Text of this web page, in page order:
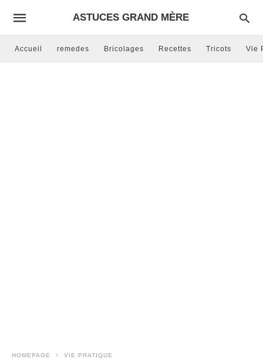
ASTUCES GRAND MÈRE
Accueil remedes Bricolages Recettes Tricots Vie
HOMEPAGE VIE PRATIQUE